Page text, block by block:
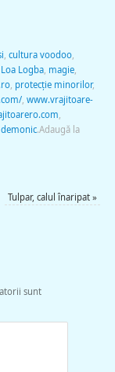
cultura voodoo,
Loa Logba, magie,
, protecţie minorilor,
, www.vrajitoare-
.Adaugă la
Tulpar, calul înaripat»
sunt